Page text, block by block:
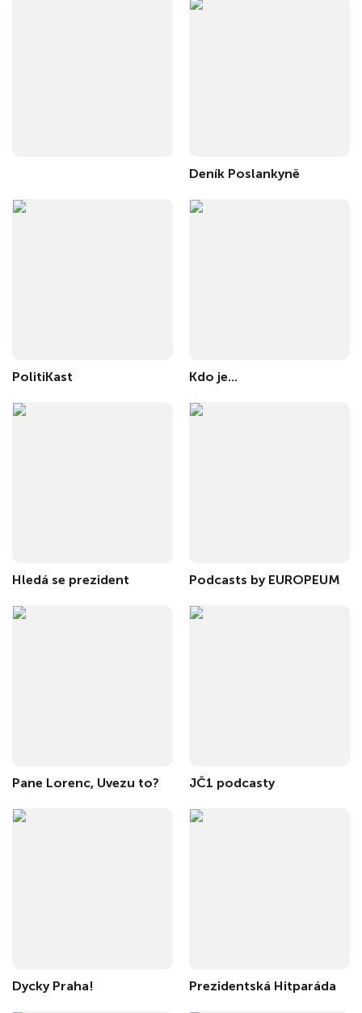
Deník Poslankyně
PolitiKast Kdo je...
Hledá se prezident Podcasts by EUROPEUM
Pane Lorenc, Uvezu to? JČ1 podcasty
Dycky Praha! Prezidentská Hitparáda